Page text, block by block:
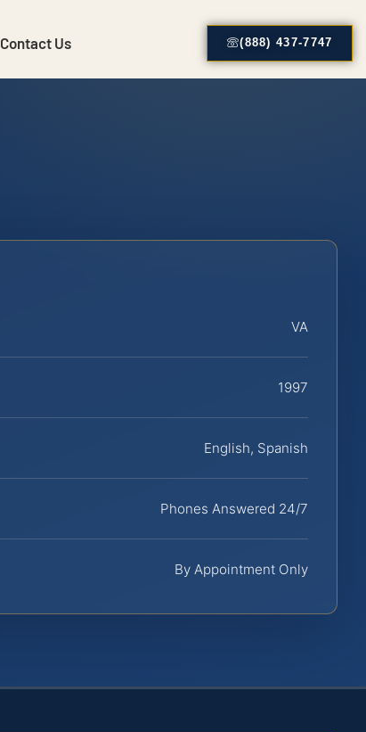
Contact Us (888) 437-7747
VA
1997
English, Spanish
Phones Answered 24/7
By Appointment Only